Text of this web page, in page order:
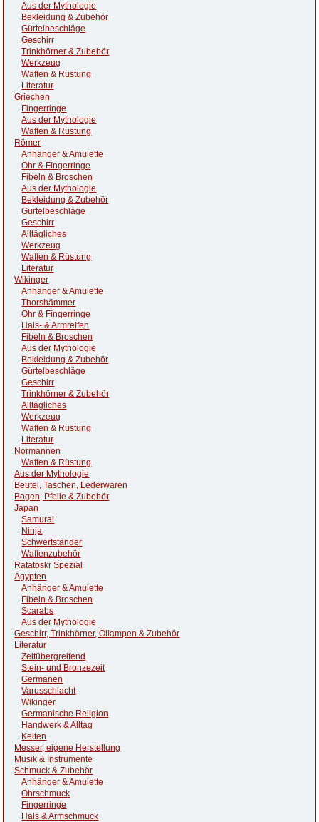
Aus der Mythologie
Bekleidung & Zubehör
Gürtelbeschläge
Geschirr
Trinkhörner & Zubehör
Werkzeug
Waffen & Rüstung
Literatur
Griechen
Fingerringe
Aus der Mythologie
Waffen & Rüstung
Römer
Anhänger & Amulette
Ohr & Fingerringe
Fibeln & Broschen
Aus der Mythologie
Bekleidung & Zubehör
Gürtelbeschläge
Geschirr
Alltägliches
Werkzeug
Waffen & Rüstung
Literatur
Wikinger
Anhänger & Amulette
Thorshämmer
Ohr & Fingerringe
Hals- & Armreifen
Fibeln & Broschen
Aus der Mythologie
Bekleidung & Zubehör
Gürtelbeschläge
Geschirr
Trinkhörner & Zubehör
Alltägliches
Werkzeug
Waffen & Rüstung
Literatur
Normannen
Waffen & Rüstung
Aus der Mythologie
Beutel, Taschen, Lederwaren
Bogen, Pfeile & Zubehör
Japan
Samurai
Ninja
Schwertständer
Waffenzubehör
Ratatoskr Spezial
Ägypten
Anhänger & Amulette
Fibeln & Broschen
Scarabs
Aus der Mythologie
Geschirr, Trinkhörner, Öllampen & Zubehör
Literatur
Zeitübergreifend
Stein- und Bronzezeit
Germanen
Varusschlacht
Wikinger
Germanische Religion
Handwerk & Alltag
Kelten
Messer, eigene Herstellung
Musik & Instrumente
Schmuck & Zubehör
Anhänger & Amulette
Ohrschmuck
Fingerringe
Hals & Armschmuck